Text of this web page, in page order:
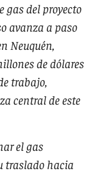
gas del proyecto
avanza a paso
Neuquén,
de dólares
trabajo,
central de este
el gas
traslado hacia